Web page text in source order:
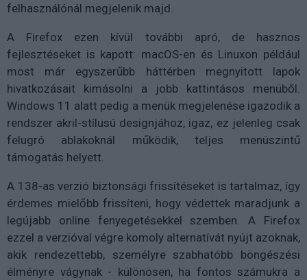
felhasználónál megjelenik majd.
A Firefox ezen kívül további apró, de hasznos
fejlesztéseket is kapott: macOS-en és Linuxon például
most már egyszerűbb háttérben megnyitott lapok
hivatkozásait kimásolni a jobb kattintásos menüből.
Windows 11 alatt pedig a menük megjelenése igazodik a
rendszer akril-stílusú designjához, igaz, ez jelenleg csak
felugró ablakoknál működik, teljes menüszintű
támogatás helyett.
A 138-as verzió biztonsági frissítéseket is tartalmaz, így
érdemes mielőbb frissíteni, hogy védettek maradjunk a
legújabb online fenyegetésekkel szemben. A Firefox
ezzel a verzióval végre komoly alternatívát nyújt azoknak,
akik rendezettebb, személyre szabhatóbb böngészési
élményre vágynak - különösen, ha fontos számukra a